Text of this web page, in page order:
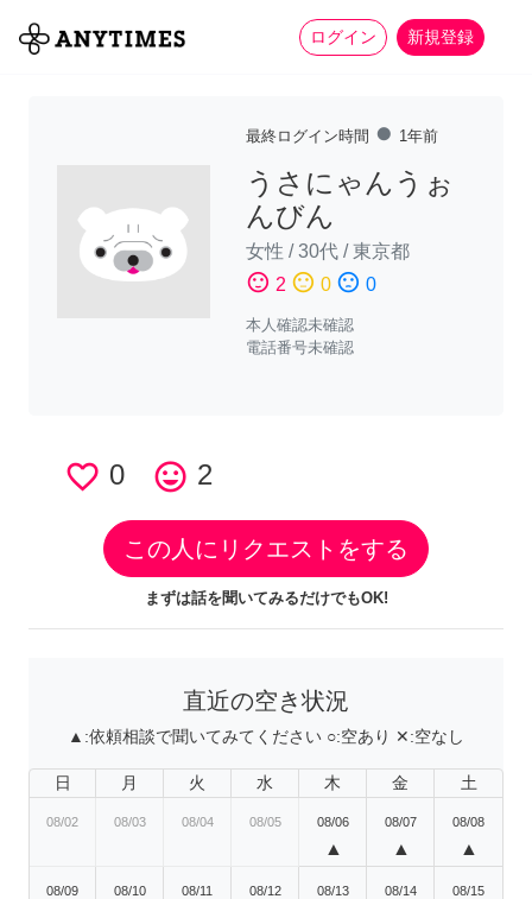
ログイン 新規登録
全て 家事 more_horiz
最終ログイン時間 fiber_manual_record 1年前
うさにゃんうぉ
んびん
女性 /30代 /東京都
sentiment_satisfied 2 sentiment_neutral 0 sentiment_dissatisfied 0
本人確認未確認
電話番号未確認
favorite_border 0 tag_faces 2
この人にリクエストをする
まずは話を聞いてみるだけでもOK!
直近の空き状況
▲:依頼相談で聞いてみてください ○:空あり ✕:空なし
日 月 火 水 木 金 土
08/02 08/03 08/04 08/05 08/06
▲
08/07
▲
08/08
▲
08/09 08/10 08/11 08/12 08/13 08/14 08/15